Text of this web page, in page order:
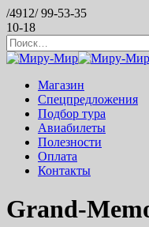
/4912/ 99-53-35
10-18
Найти:
Магазин
Спецпредложения
Подбор тура
Авиабилеты
Полезности
Оплата
Контакты
Grand-